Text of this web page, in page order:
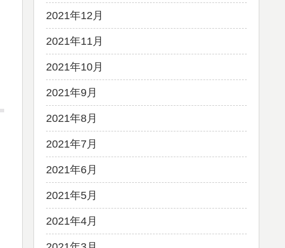
2021年12月
2021年11月
2021年10月
2021年9月
2021年8月
2021年7月
2021年6月
2021年5月
2021年4月